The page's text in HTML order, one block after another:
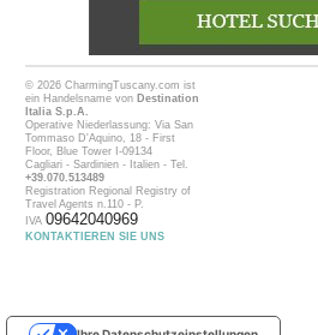
© 2026 CharmingTuscany.com ist
ein Handelsname vonDestination
Italia S.p.A.
Operative Niederlassung: Via San
Tommaso D'Aquino, 18 - First
Floor, Blue Tower I-09134
Cagliari - Sardinien - Italien - Tel.
+39.070.513489
Registration Regional Registry of
Travel Agents n.110 - P.
IVA09642040969
KONTAKTIEREN SIE UNS